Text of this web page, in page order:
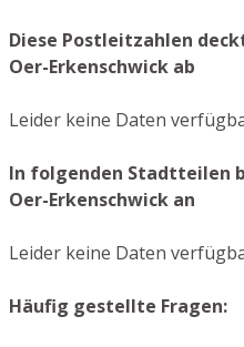
Diese Postleitzahlen
Oer-Erkenschwick ab
Leider keine Daten
In folgenden Stadtteilen
Oer-Erkenschwick an
Leider keine Daten
Häufig gestellte Fragen: